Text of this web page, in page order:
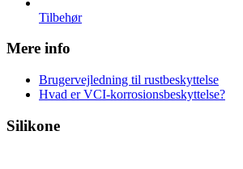
Tilbehør
Mere info
Brugervejledning til rustbeskyttelse
Hvad er VCI-korrosionsbeskyttelse?
Silikone